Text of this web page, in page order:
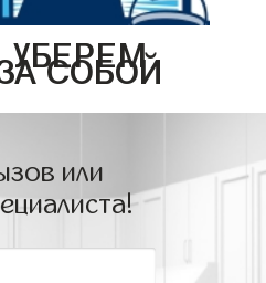
УБЕРЕМ
СОБОЙ
или